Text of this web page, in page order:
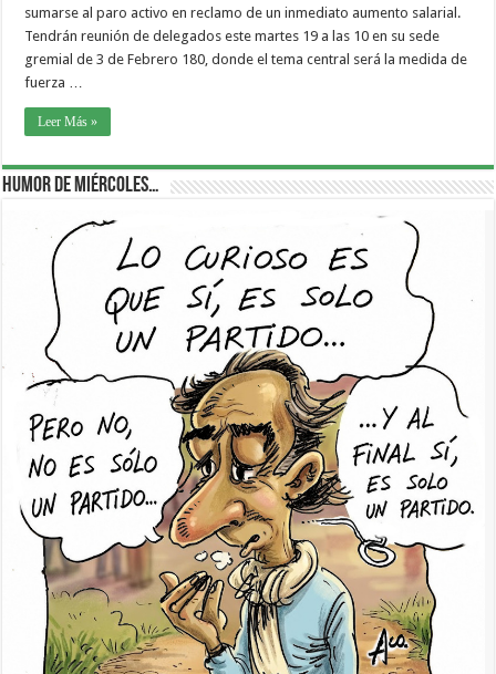
sumarse al paro activo en reclamo de un inmediato aumento salarial.
Tendrán reunión de delegados este martes 19 a las 10 en su sede
gremial de 3 de Febrero 180, donde el tema central será la medida de
fuerza …
Leer Más »
Humor de Miércoles…